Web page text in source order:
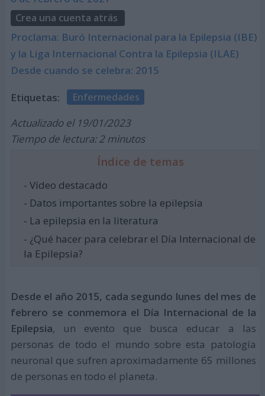
Crea una cuenta atrás
Proclama: Buró Internacional para la Epilepsia (IBE)
y la Liga Internacional Contra la Epilepsia (ILAE)
Desde cuando se celebra: 2015
Etiquetas: Enfermedades
Actualizado el 19/01/2023
Tiempo de lectura: 2 minutos
Índice de temas
- Vídeo destacado
- Datos importantes sobre la epilepsia
- La epilepsia en la literatura
- ¿Qué hacer para celebrar el Día Internacional de
la Epilepsia?
Desde el año 2015, cada segundo lunes del mes de
febrero se conmemora el Día Internacional de la
Epilepsia, un evento que busca educar a las
personas de todo el mundo sobre esta patología
neuronal que sufren aproximadamente 65 millones
de personas en todo el planeta.